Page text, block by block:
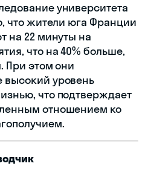
университета
что жители юга Франции
на 22 минуты на
что на 40% больше,
При этом они
высокий уровень
что подтверждает
отношением ко